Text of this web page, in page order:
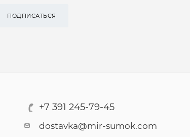
ПОДПИСАТЬСЯ
+7 391 245-79-45
dostavka@mir-sumok.com